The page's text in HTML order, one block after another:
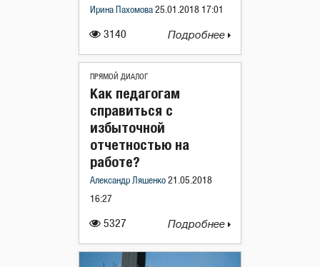
3140
Ирина Пахомова 25.01.2018 17:01
Подробнее
ПРЯМОЙ ДИАЛОГ
5327
Как педагогам
справиться с
избыточной
отчетностью на
работе?
Александр Ляшенко 21.05.2018
16:27
Подробнее